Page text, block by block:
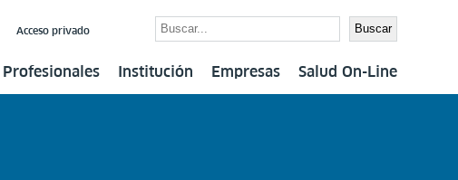
Buscar
Acceso privado
Profesionales Institución Empresas Salud On-Line